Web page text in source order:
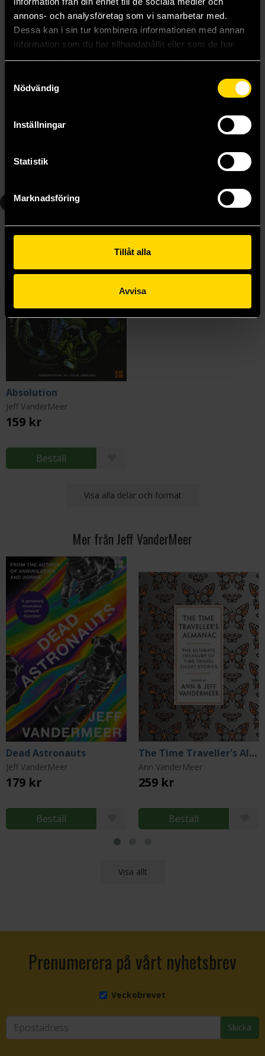
annons- och analysföretag som vi samarbetar med.
Dessa kan i sin tur kombinera informationen med annan
information som du har tillhandahållit eller som de har
samlat in när du har använt deras tjänster.
Nödvändig
Inställningar
Statistik
Marknadsföring
Tillåt alla
Avvisa
Jeff VanderMeer
Absolution
Jeff VanderMeer
159 kr
Beställ
Visa alla delar och format
Mer från Jeff VanderMeer
Dead Astronauts
Jeff VanderMeer
179 kr
Beställ
The Time Traveller's Almanac
Ann VanderMeer
259 kr
Beställ
Visa allt
Prenumerera på vårt nyhetsbrev
Veckobrevet
Skicka